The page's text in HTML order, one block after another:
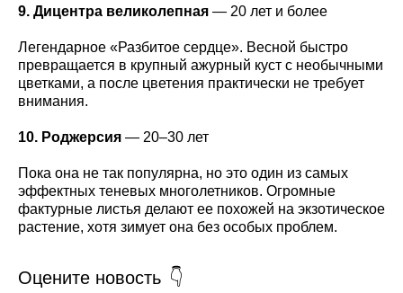
9. Дицентра великолепная — 20 лет и более
Легендарное «Разбитое сердце». Весной быстро
превращается в крупный ажурный куст с необычными
цветками, а после цветения практически не требует
внимания.
10. Роджерсия — 20–30 лет
Пока она не так популярна, но это один из самых
эффектных теневых многолетников. Огромные
фактурные листья делают ее похожей на экзотическое
растение, хотя зимует она без особых проблем.
Оцените новость